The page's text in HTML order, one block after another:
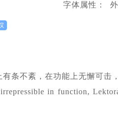
字体属性：
条不紊，在功能上无懈可击
in function,